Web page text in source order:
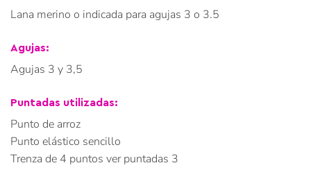
Lana merino o indicada para agujas 3 o 3.5
Agujas:
Agujas 3 y 3,5
Puntadas utilizadas:
Punto de arroz
Punto elástico sencillo
Trenza de 4 puntos ver puntadas 3